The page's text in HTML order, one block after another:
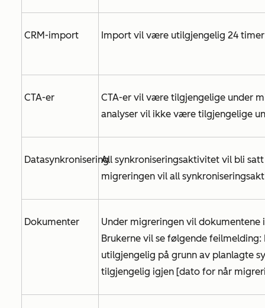
CRM-import Import vil være utilgjengelig 24
CTA-er
CTA-er vil være tilgjengelige under
analyser vil ikke være tilgjengelige
DatasynkroniseringAll synkroniseringsaktivitet vil bli
migreringen vil all
Dokumenter
Under migreringen vil
Brukerne vil se følgende feilmelding:
utilgjengelig på grunn av planlagte
tilgjengelig igjen [dato for når